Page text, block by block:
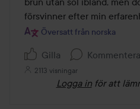
försvinner efter min
Översatt från norska
Gilla Kommentera
2113 visningar
Logga in för att